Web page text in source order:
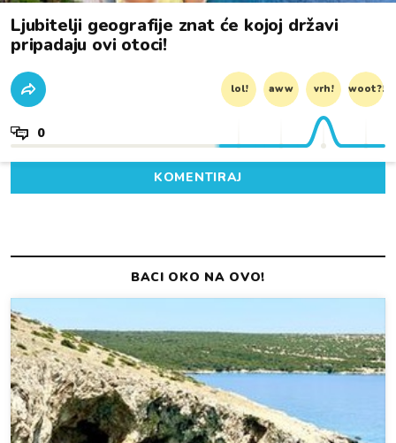
Ljubitelji geografije znat će kojoj državi
pripadaju ovi otoci!
lol! aww vrh! woot?!
0
KOMENTIRAJ